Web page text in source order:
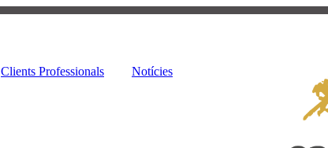
Clients Professionals Notícies